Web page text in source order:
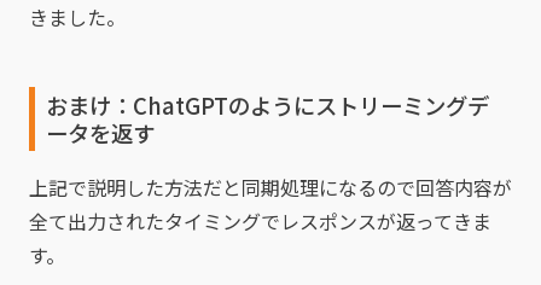
きました。
おまけ：ChatGPTのようにストリーミングデ
ータを返す
上記で説明した方法だと同期処理になるので回答内容が
全て出力されたタイミングでレスポンスが返ってきま
す。